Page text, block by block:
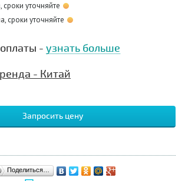
сроки уточняйте
сроки уточняйте
- узнать больше
- Китай
Запросить цену
Поделиться…